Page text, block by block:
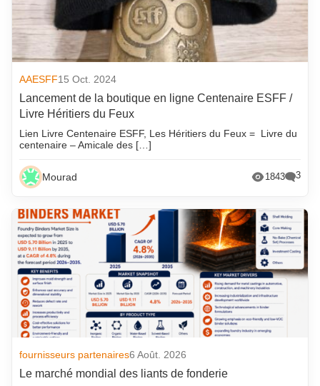
AAESFF15 Oct. 2024
Lancement de la boutique en ligne Centenaire ESFF /
Livre Héritiers du Feux
Lien Livre Centenaire ESFF, Les Héritiers du Feux = Livre du
centenaire – Amicale des […]
Mourad 1843 3
fournisseurs partenaires6 Août. 2026
Le marché mondial des liants de fonderie